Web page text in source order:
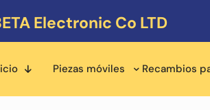
Electronic Co LTD
Piezas móviles Recambios